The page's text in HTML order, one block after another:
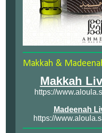
Makkah &
Makkah
https://
Madeenah
https://